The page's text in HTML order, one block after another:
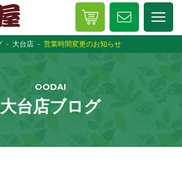
大台店 営業時間変更のお知らせ
OODAI
大台店ブログ